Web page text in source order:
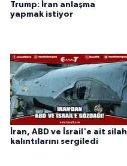
Trump: İran anlaşma
yapmak istiyor
İran, ABD ve İsrail'e ait silah
kalıntılarını sergiledi